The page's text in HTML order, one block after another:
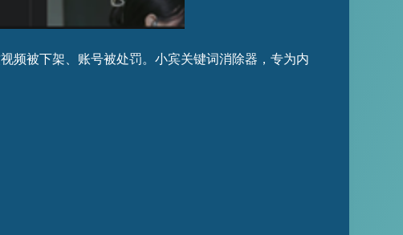
频被下架、账号被处罚。小宾关键词消除器，专为内